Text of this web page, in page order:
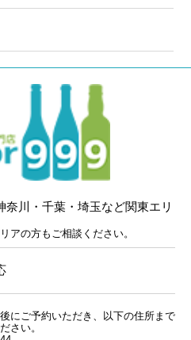
奈川・千葉・埼玉など関東エリ
アの方もご相談ください。
にご予約いただき、以下の住所まで
さい。